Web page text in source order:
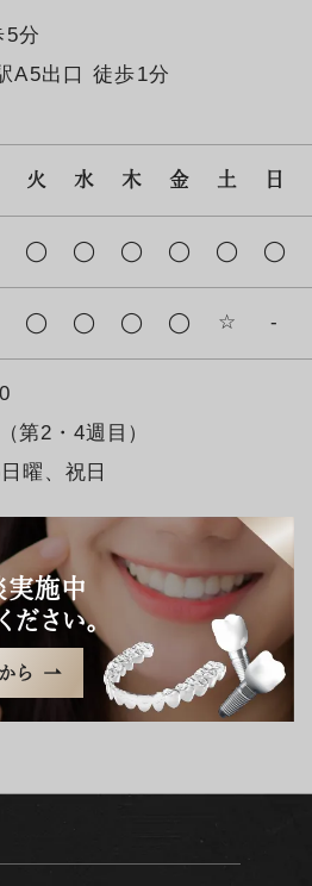
5分
A5出口 徒歩1分
火 水 木 金 土 日
◯ ◯ ◯ ◯ ◯ ◯
◯ ◯ ◯ ◯ ☆ -
第2・4週目）
曜、祝日
実施中
さい。
ら